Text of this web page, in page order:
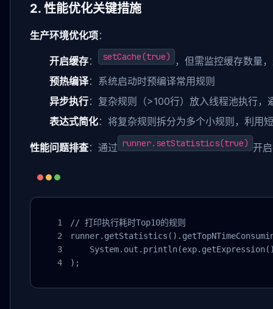
2. 性能优化关键措施
生产环境优化项：
开启缓存： setCache(true)
，但需监控缓存数量
预热编译：系统启动时预编译常用规则
异步执行：复杂规则（>100行）放入线程池执行，
表达式简化：将复杂规则拆分为多个小规则，利用
性能问题排查：通过 runner.setStatistics(true) 开
// 打印执行耗时Top10的规则
);